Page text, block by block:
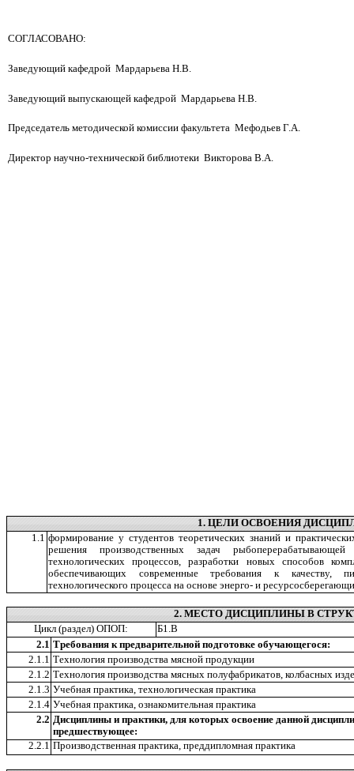
Заведующий кафедрой Мардарьева Н.В.
Заведующий выпускающей кафедрой Мардарьева Н.В.
Председатель методической комиссии факультета Мефодьев Г.А.
Директор научно-технической библиотеки Викторова В.А.
СОГЛАСОВАНО:
1. ЦЕЛИ ОСВОЕНИЯ
1.1 формирование у студентов теоретических знаний и
решения производственных задач
технологических процессов, разработки новых способов
обеспечивающих современные требования к качеству,
технологического процесса на основе энерго- и
2. МЕСТО ДИСЦИПЛИНЫ В
Цикл (раздел) ОПОП:
Б1.В
2.1 Требования к предварительной подготовке обучающегося:
2.1.1 Технология производства мясной продукции
2.1.2 Технология производства мясных полуфабрикатов, колбасных
2.1.3 Учебная практика, технологическая практика
2.1.4 Учебная практика, ознакомительная практика
2.2 Дисциплины и практики, для которых освоение данной
предшествующее:
2.2.1 Производственная практика, преддипломная практика